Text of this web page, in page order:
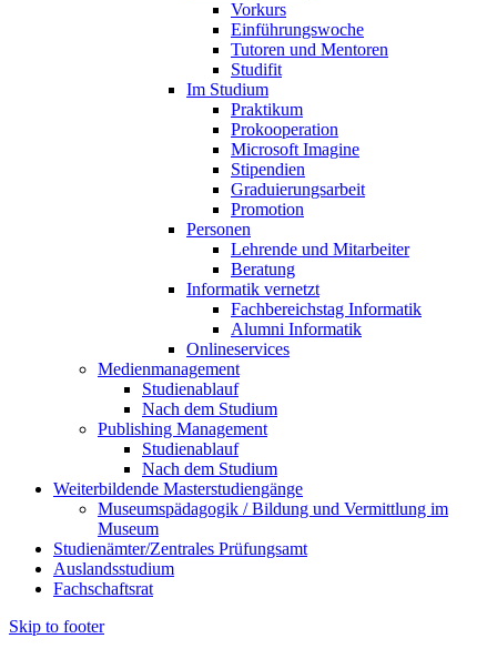
Vorkurs
Einführungswoche
Tutoren und Mentoren
Studifit
Im Studium
Praktikum
Prokooperation
Microsoft Imagine
Stipendien
Graduierungsarbeit
Promotion
Personen
Lehrende und Mitarbeiter
Beratung
Informatik vernetzt
Fachbereichstag Informatik
Alumni Informatik
Onlineservices
Medienmanagement
Studienablauf
Nach dem Studium
Publishing Management
Studienablauf
Nach dem Studium
Weiterbildende Masterstudiengänge
Museumspädagogik / Bildung und Vermittlung im
Museum
Studienämter/Zentrales Prüfungsamt
Auslandsstudium
Fachschaftsrat
Skip to footer